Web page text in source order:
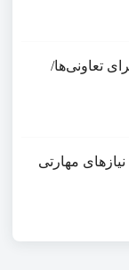
۲ درصد برای تعاونی‌ها/
مهارتی